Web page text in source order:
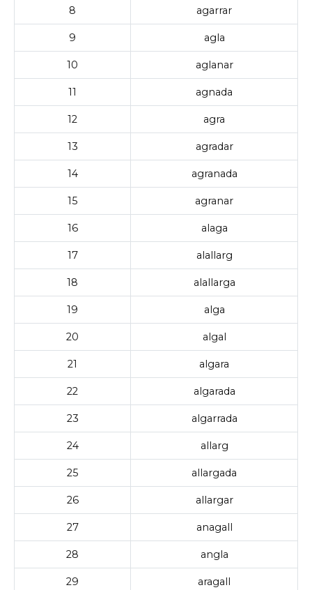
8 agarrar
9 agla
10 aglanar
11 agnada
12 agra
13 agradar
14 agranada
15 agranar
16 alaga
17 alallarg
18 alallarga
19 alga
20 algal
21 algara
22 algarada
23 algarrada
24 allarg
25 allargada
26 allargar
27 anagall
28 angla
29 aragall